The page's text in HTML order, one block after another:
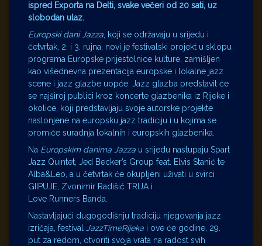
ispred Exporta na Delti, svake večeri od 20 sati, uz
slobodan ulaz.
Europski dani Jazza , koji se održavaju u srijedu i
četvrtak, 2. i 3. rujna, novi je festivalski projekt u sklopu
programa Europske prijestolnice kulture, zamišljen
kao višednevna prezentacija europske i lokalne jazz
scene i jazz glazbe uopće. Jazz glazba predstavit će
se najširoj publici kroz koncerte glazbenika iz Rijeke i
okolice, koji predstavljaju svoje autorske projekte
naslonjene na europsku jazz tradiciju i u kojima se
promiče suradnja lokalnih i europskih glazbenika.
Na Europskim danima Jazza u srijedu nastupaju Spart
Jazz Quintet, Jed Becker’s Group feat. Elvis Stanić te
Alba&Leo, a u četvrtak će okupljeni uživati u svirci
GIIPUJE, Zvonimir Radišić TRIJA i
Love Runners Banda.
Nastavljajući dugogodišnju tradiciju njegovanja jazz
izričaja, festival
JazzTimeRijeka i ove će godine, 29.
put za redom, otvoriti svoja vrata na radost svih